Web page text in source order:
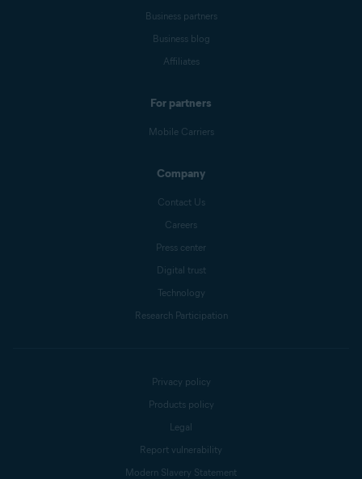
Business partners
Business blog
Affiliates
For partners
Mobile Carriers
Company
Contact Us
Careers
Press center
Digital trust
Technology
Research Participation
Privacy policy
Products policy
Legal
Report vulnerability
Modern Slavery Statement